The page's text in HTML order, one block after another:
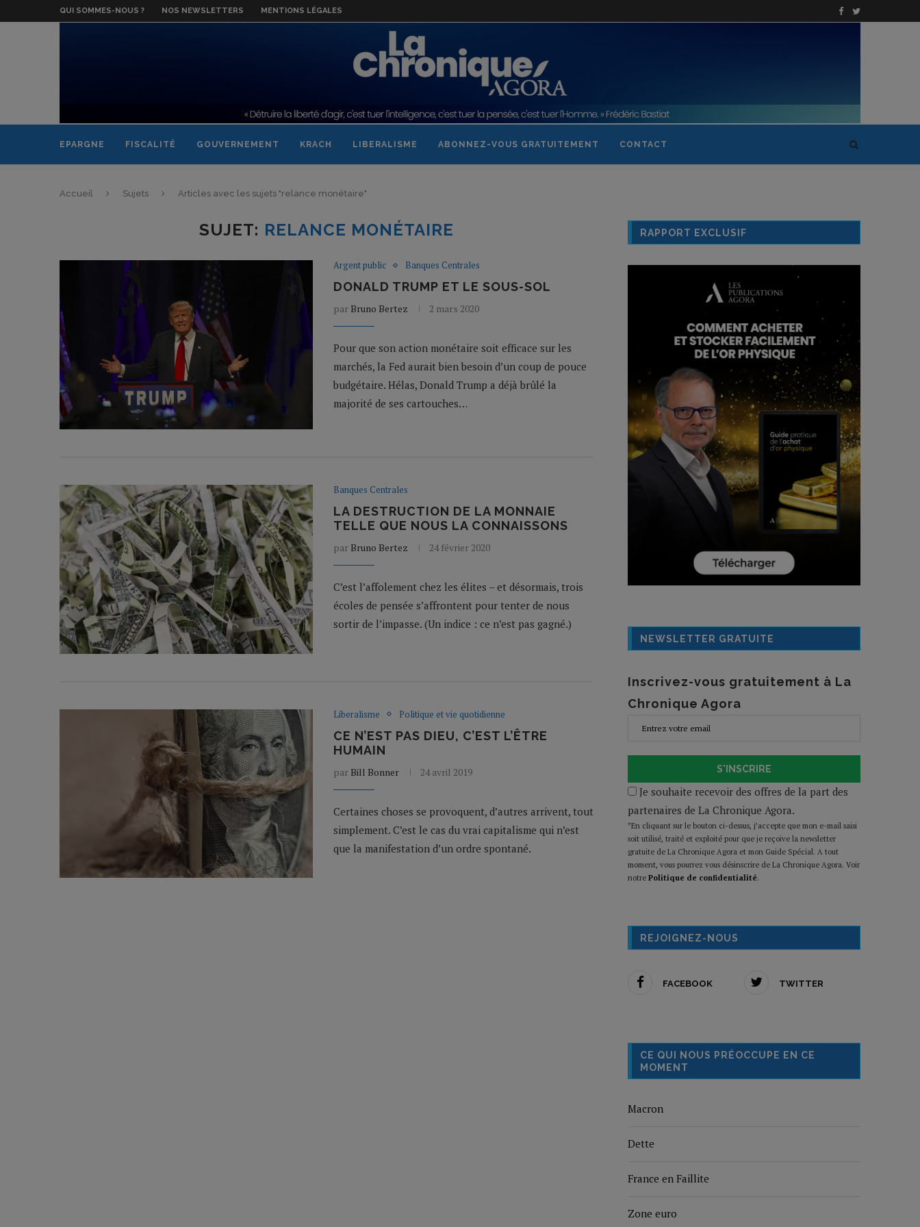
QUI SOMMES-NOUS ? NOS NEWSLETTERS MENTIONS LÉGALES
EPARGNE FISCALITÉ GOUVERNEMENT KRACH LIBERALISME ABONNEZ-VOUS GRATUITEMENT CONTACT
Accueil Sujets Articles avec les sujets "relance monétaire"
SUJET: RELANCE MONÉTAIRE
Argent public Banques Centrales
DONALD TRUMP ET LE SOUS-SOL
par Bruno Bertez 2 mars 2020
Pour que son action monétaire soit efficace sur les
marchés, la Fed aurait bien besoin d’un coup de pouce
budgétaire. Hélas, Donald Trump a déjà brûlé la
majorité de ses cartouches…
Banques Centrales
LA DESTRUCTION DE LA MONNAIE
TELLE QUE NOUS LA CONNAISSONS
par Bruno Bertez 24 février 2020
C’est l’affolement chez les élites – et désormais, trois
écoles de pensée s’affrontent pour tenter de nous
sortir de l’impasse. (Un indice : ce n’est pas gagné.)
Liberalisme Politique et vie quotidienne
CE N’EST PAS DIEU, C’EST L’ÊTRE
HUMAIN
par Bill Bonner 24 avril 2019
Certaines choses se provoquent, d’autres arrivent, tout
simplement. C’est le cas du vrai capitalisme qui n’est
que la manifestation d’un ordre spontané.
RAPPORT EXCLUSIF
NEWSLETTER GRATUITE
Inscrivez-vous gratuitement à La
Chronique Agora
S'INSCRIRE
Je souhaite recevoir des offres de la part des
partenaires de La Chronique Agora.
*En cliquant sur le bouton ci-dessus, j’accepte que mon e-mail saisi
soit utilisé, traité et exploité pour que je reçoive la newsletter
gratuite de La Chronique Agora et mon Guide Spécial. A tout
moment, vous pourrez vous désinscrire de La Chronique Agora. Voir
notre Politique de confidentialité.
REJOIGNEZ-NOUS
FACEBOOK TWITTER
CE QUI NOUS PRÉOCCUPE EN CE
MOMENT
Macron
Dette
France en Faillite
Zone euro